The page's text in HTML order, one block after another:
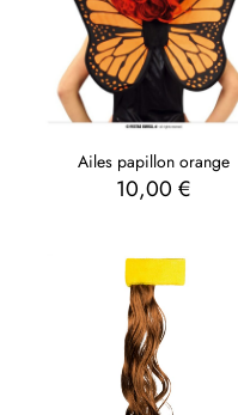
Ailes papillon orange
10,00€